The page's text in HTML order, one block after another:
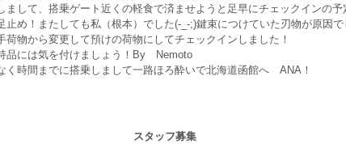
まして、搭乗ゲート近くの軽食で済ませようと足早にチェックインの予
止め！またしても私（根本）でした(-_-;)鍵束につけていた刃物が原因で
荷物から変更して預けの荷物にしてチェックインしました！
品には気を付けましょう！By Nemoto
く時間までに搭乗しまして一路ほろ酔いで北海道函館へ ANA！
スタッフ募集